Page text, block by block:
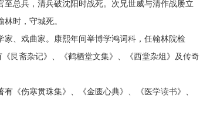
总兵，清兵破沈阳时战死。次兄世威与清作战屡立
时，守城死。
、戏曲家。康熙年间举博学鸿词科，任翰林院检
艮斋杂记》、《鹤栖堂文集》、《西堂杂俎》及传奇
《伤寒贯珠集》、《金匮心典》、《医学读书》、